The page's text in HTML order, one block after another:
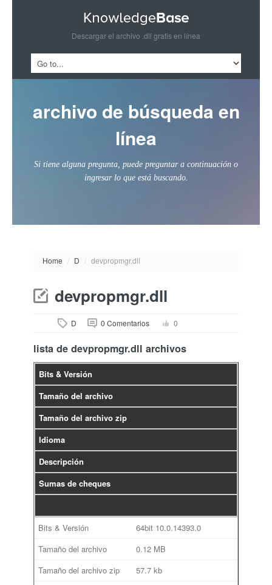
Descargar el archivo .dll gratis en línea
archivo de búsqueda en
línea
Si tiene alguna pregunta, puede preguntar a continuación o
ingresar lo que está buscando.
Home / D / devpropmgr.dll
devpropmgr.dll
D 0 Comentarios 0
lista de devpropmgr.dll archivos
Bits & Versión
Tamaño del archivo
Tamaño del archivo zip
Idioma
Descripción
Sumas de cheques
64bit 10.0.14393.0
0.12 MB
57.7 kb